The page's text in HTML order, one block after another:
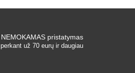
NEMOKAMAS pristatymas
perkant už 70 eurų ir daugiau